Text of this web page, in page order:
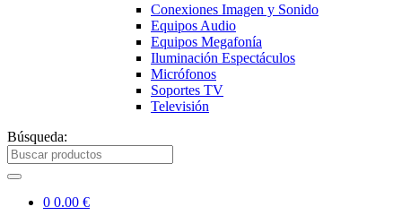
Conexiones Imagen y Sonido
Equipos Audio
Equipos Megafonía
Iluminación Espectáculos
Micrófonos
Soportes TV
Televisión
Búsqueda:
0 0.00 €